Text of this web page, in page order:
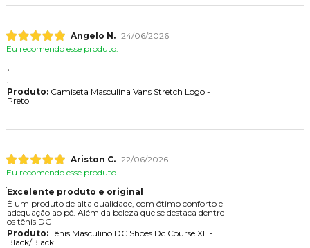
Angelo N. 24/06/2026
Eu recomendo esse produto.
.
Produto:Camiseta Masculina Vans Stretch Logo -
Preto
Ariston C. 22/06/2026
Eu recomendo esse produto.
Excelente produto e original
É um produto de alta qualidade, com ótimo conforto e
adequação ao pé. Além da beleza que se destaca dentre
os tênis DC
Produto:Tênis Masculino DC Shoes Dc Course XL -
Black/Black